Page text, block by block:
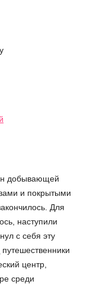
добывающей
и покрытыми
Для
наступили
с себя эту
центр,
среди